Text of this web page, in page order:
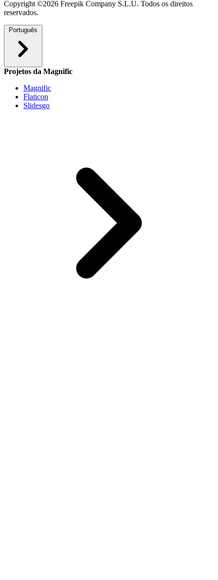
Copyright ©2026 Freepik Company S.L.U. Todos os direitos
reservados.
Português
Projetos da Magnific
Magnific
Flaticon
Slidesgo